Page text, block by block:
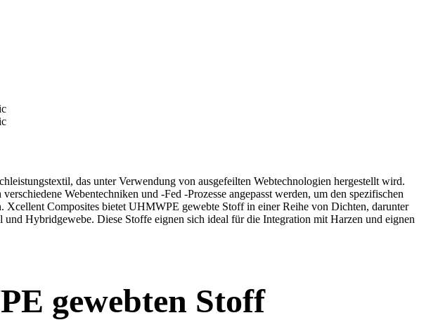
das unter Verwendung von ausgefeilten Webtechnologien hergestellt wird.
Webentechniken und -Fed -Prozesse angepasst werden, um den spezifischen
Xcellent Composites bietet UHMWPE gewebte Stoff in einer Reihe von Dichten, darunter
Hybridgewebe. Diese Stoffe eignen sich ideal für die Integration mit Harzen und eignen
gewebten Stoff